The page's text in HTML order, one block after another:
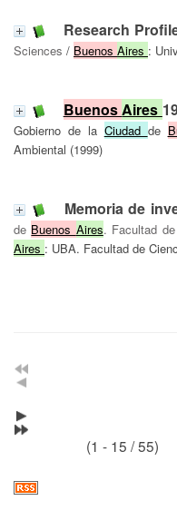
Research
Sciences / Buenos Aires :
BuenosAires
Gobierno de la Ciudad de
Ambiental (1999)
Memoria de
de Buenos Aires. Facultad
Aires : UBA. Facultad de
(1 - 15 / 55)